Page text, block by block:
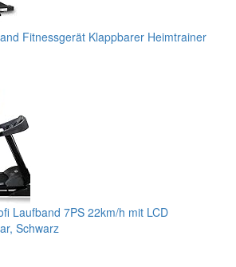
Fitnessgerät Klappbarer Heimtrainer
Laufband 7PS 22km/h mit LCD
Schwarz